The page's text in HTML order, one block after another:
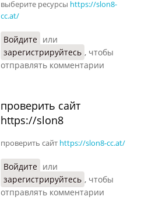
выберите ресурсы https://slon8-
cc.at/
Войдите или
зарегистрируйтесь , чтобы
отправлять комментарии
проверить сайт
https://slon8
проверить сайт https://slon8-cc.at/
Войдите или
зарегистрируйтесь , чтобы
отправлять комментарии